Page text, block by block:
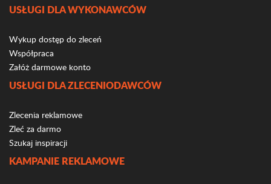
USŁUGI DLA WYKONAWCÓW
Wykup dostęp do zleceń
Współpraca
Załóż darmowe konto
USŁUGI DLA ZLECENIODAWCÓW
Zlecenia reklamowe
Zleć za darmo
Szukaj inspiracji
KAMPANIE REKLAMOWE